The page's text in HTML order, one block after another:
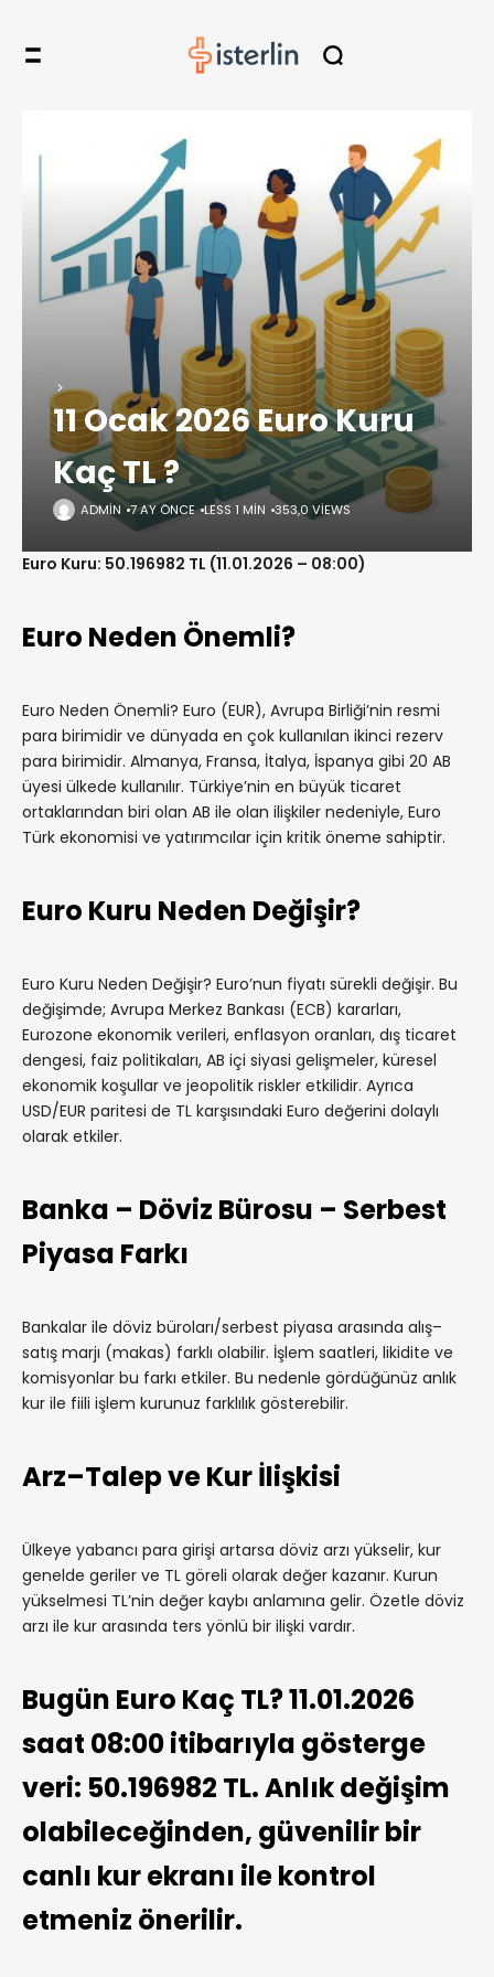
11 Ocak 2026 Euro Kuru
Kaç TL ?
ADMIN 7 AY ÖNCE LESS 1 MIN 353,0 VIEWS
Euro Kuru: 50.196982 TL (11.01.2026 – 08:00)
Euro Neden Önemli?
Euro Neden Önemli? Euro (EUR), Avrupa Birliği’nin resmi
para birimidir ve dünyada en çok kullanılan ikinci rezerv
para birimidir. Almanya, Fransa, İtalya, İspanya gibi 20 AB
üyesi ülkede kullanılır. Türkiye’nin en büyük ticaret
ortaklarından biri olan AB ile olan ilişkiler nedeniyle, Euro
Türk ekonomisi ve yatırımcılar için kritik öneme sahiptir.
Euro Kuru Neden Değişir?
Euro Kuru Neden Değişir? Euro’nun fiyatı sürekli değişir. Bu
değişimde; Avrupa Merkez Bankası (ECB) kararları,
Eurozone ekonomik verileri, enflasyon oranları, dış ticaret
dengesi, faiz politikaları, AB içi siyasi gelişmeler, küresel
ekonomik koşullar ve jeopolitik riskler etkilidir. Ayrıca
USD/EUR paritesi de TL karşısındaki Euro değerini dolaylı
olarak etkiler.
Banka – Döviz Bürosu – Serbest
Piyasa Farkı
Bankalar ile döviz büroları/serbest piyasa arasında alış–
satış marjı (makas) farklı olabilir. İşlem saatleri, likidite ve
komisyonlar bu farkı etkiler. Bu nedenle gördüğünüz anlık
kur ile fiili işlem kurunuz farklılık gösterebilir.
Arz–Talep ve Kur İlişkisi
Ülkeye yabancı para girişi artarsa döviz arzı yükselir, kur
genelde geriler ve TL göreli olarak değer kazanır. Kurun
yükselmesi TL’nin değer kaybı anlamına gelir. Özetle döviz
arzı ile kur arasında ters yönlü bir ilişki vardır.
Bugün Euro Kaç TL? 11.01.2026
saat 08:00 itibarıyla gösterge
veri: 50.196982 TL. Anlık değişim
olabileceğinden, güvenilir bir
canlı kur ekranı ile kontrol
etmeniz önerilir.